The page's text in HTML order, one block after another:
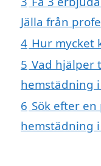
Jälla från
4 Hur mycket
5 Vad hjälper
hemstädning i
6 Sök efter
hemstädning